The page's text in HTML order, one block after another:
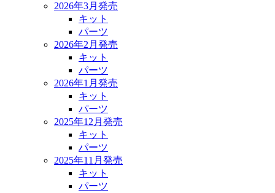
2026年3月発売
キット
パーツ
2026年2月発売
キット
パーツ
2026年1月発売
キット
パーツ
2025年12月発売
キット
パーツ
2025年11月発売
キット
パーツ